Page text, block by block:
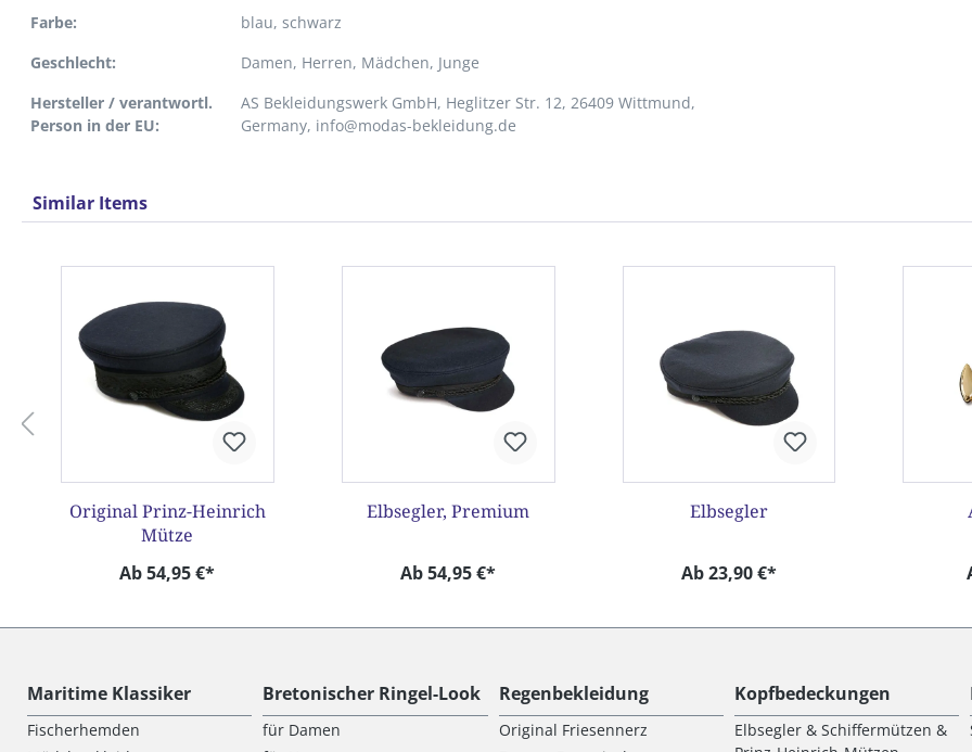
Farbe: blau, schwarz
Geschlecht:
Damen, Herren, Mädchen, Junge
Hersteller / verantwortl.
Person in der EU:
AS Bekleidungswerk GmbH, Heglitzer Str. 12, 26409 Wittmund,
Germany, info@modas-bekleidung.de
Similar Items
Original Prinz-Heinrich
Mütze
Ab 54,95 €*
Elbsegler, Premium
Ab 54,95 €*
Elbsegler
Ab 23,90 €*
Maritime Klassiker
Fischerhemden
Bretonischer Ringel-Look
für Damen
Regenbekleidung
Original Friesennerz
Kopfbedeckungen
Elbsegler & Schiffermützen &